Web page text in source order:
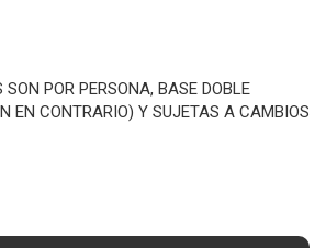
POR PERSONA, BASE DOBLE
EN CONTRARIO) Y SUJETAS A CAMBIOS